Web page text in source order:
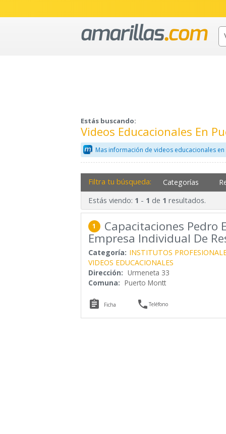
Estás buscando:
Videos Educacionales En
Mas información de videos educacionales
Filtra tu búsqueda: Categorías
Estás viendo: 1 - 1 de 1 resultados.
1 Capacitaciones Pedro
Empresa Individual De
Categoría: INSTITUTOS
VIDEOS EDUCACIONALES
Dirección: Urmeneta 33
Comuna: Puerto Montt
 Ficha Teléfono